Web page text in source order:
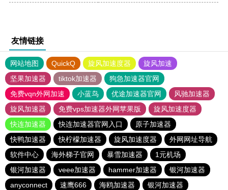
友情链接
网站地图 QuickQ 旋风加速度器
旋风加速
坚果加速器
tiktok加速器
狗急加速器官网
免费vqn外网加速
小蓝鸟 优途加速器官网
风驰加速器
旋风加速器
免费vps加速器外网苹果版
旋风加速度器
快连加速器
快连加速器官网入口
原子加速器
快鸭加速器
快柠檬加速器 旋风加速度器
外网网址导航
软件中心
海外梯子官网 暴雪加速器
1元机场
银河加速器
veee加速器 hammer加速器
银河加速器
anyconnect
速鹰666 海鸥加速器
银河加速器